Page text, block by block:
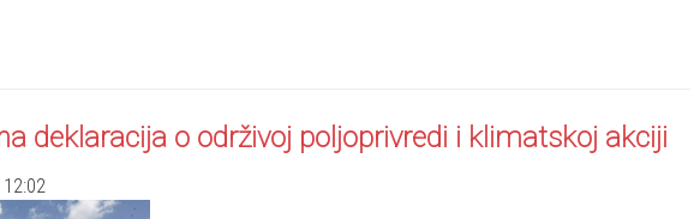
deklaracija o održivoj poljoprivredi i klimatskoj akciji